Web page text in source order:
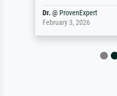
Dr.@ ProvenExpert
February 3, 2026